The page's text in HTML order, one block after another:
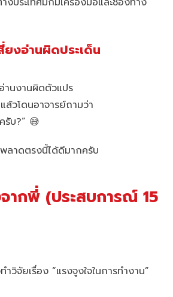
ยงอ่านผิดประเด็น
านงานผิดตัวแปร
วโดนอาจารย์ถามว่า
รับ?” 😅
ลาดตรงนี้ได้ดีมากครับ
ากพี่ (ประสบการณ์ 15
วิจัยเรื่อง “แรงจูงใจในการทำงาน”